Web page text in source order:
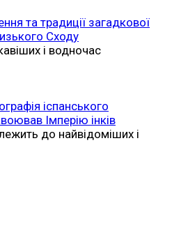
та традиції загадкової
Сходу
і водночас
іспанського
Імперію інків
до найвідоміших і